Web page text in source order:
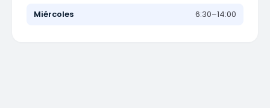
Miércoles 6:30–14:00